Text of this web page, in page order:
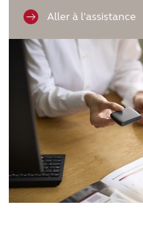
Aller à l'assistance